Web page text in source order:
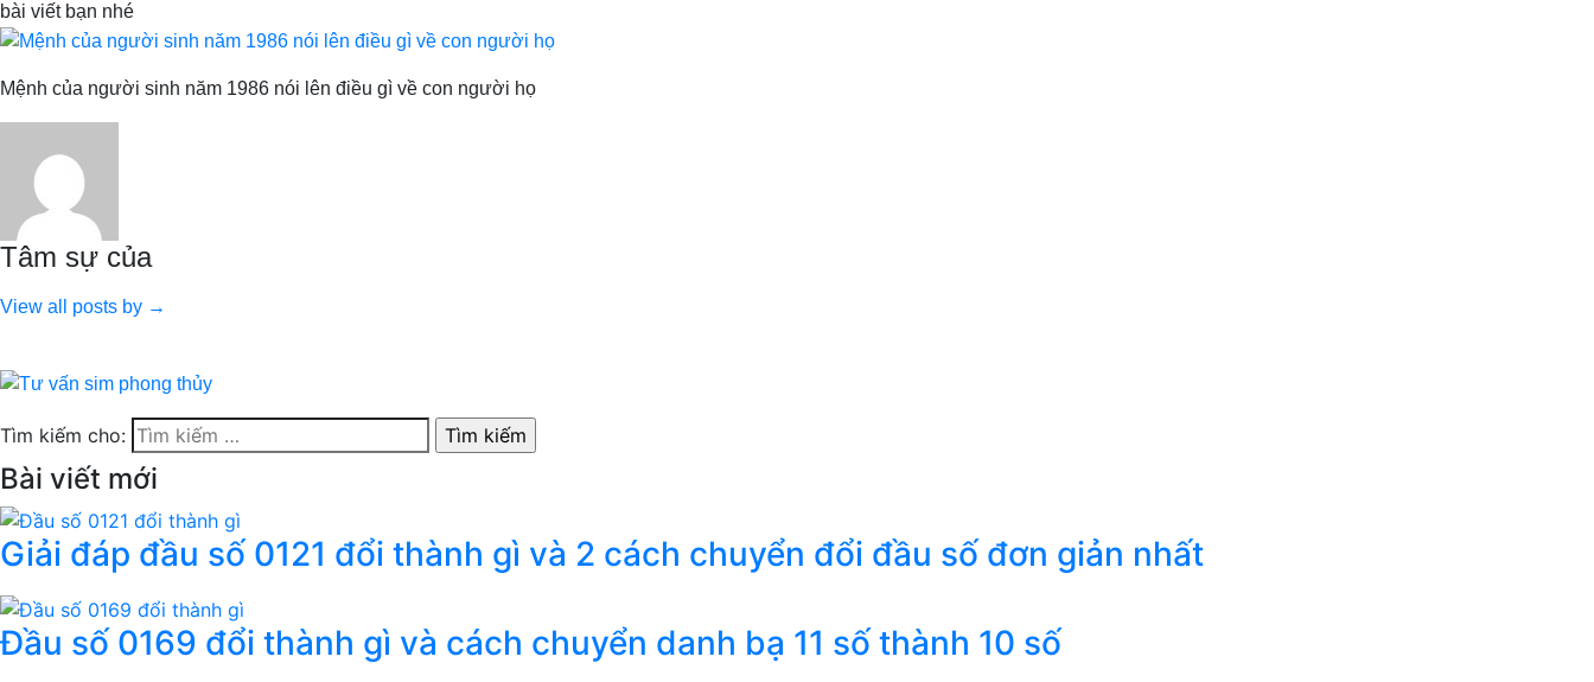
bài viết bạn nhé
Mệnh của người sinh năm 1986 nói lên điều gì về con người họ
Tâm sự của
View all posts by →
Tìm kiếm cho:
Bài viết mới
Giải đáp đầu số 0121 đổi thành gì và 2 cách chuyển đổi đầu số đơn giản nhất
Đầu số 0169 đổi thành gì và cách chuyển danh bạ 11 số thành 10 số